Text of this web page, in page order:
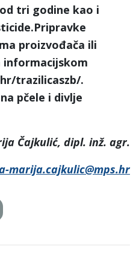
tri godine kao i
proizvođača ili
trazilicaszb/.
pčele i divlje
Čajkulić, dipl. inž. agr.
marija.cajkulic@mps.hr